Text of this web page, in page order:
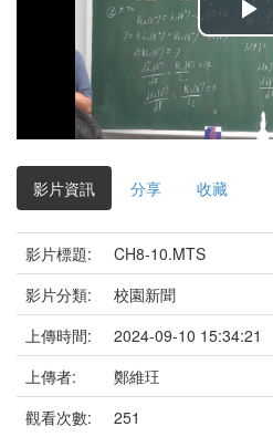
影片資訊 分享 收藏
影片標題:
CH8-10.MTS
影片分類:
校園新聞
上傳時間:
2024-09-10 15:34:21
上傳者:
鄭維玨
觀看次數:
251